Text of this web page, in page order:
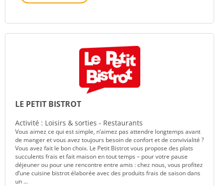
LE PETIT BISTROT
Activité : Loisirs & sorties - Restaurants
Vous aimez ce qui est simple, n’aimez pas attendre longtemps avant
de manger et vous avez toujours besoin de confort et de convivialité ?
Vous avez fait le bon choix. Le Petit Bistrot vous propose des plats
succulents frais et fait maison en tout temps – pour votre pause
déjeuner ou pour une rencontre entre amis : chez nous, vous profitez
d’une cuisine bistrot élaborée avec des produits frais de saison dans
un ...